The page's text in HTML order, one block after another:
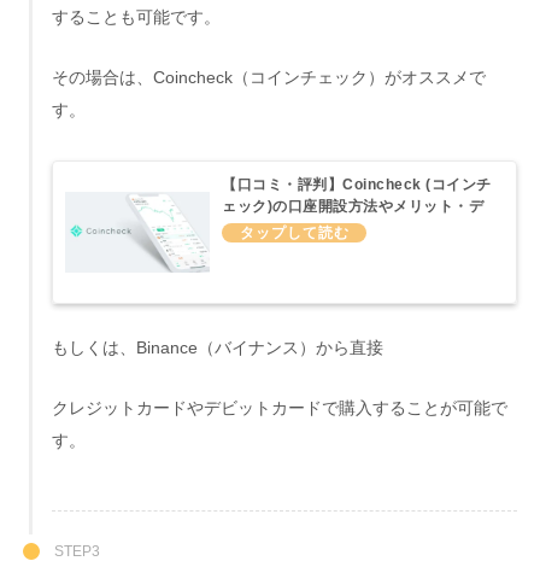
することも可能です。
その場合は、Coincheck（コインチェック）がオススメで
す。
【口コミ・評判】Coincheck (コインチ
ェック)の口座開設方法やメリット・デ
メリットについてわかりやすくまとめて
もしくは、Binance（バイナンス）から直接
クレジットカードやデビットカードで購入することが可能で
す。
STEP3